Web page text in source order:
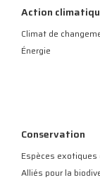
Action
Climat de
Énergie
Conservation
Espèces
Alliés pour la